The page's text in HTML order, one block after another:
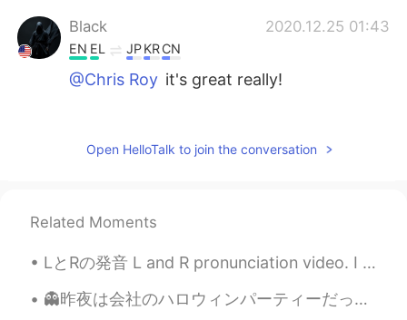
Black 2020.12.25 01:43
EN EL JPKRCN
@Chris Roy it's great really!
Black
Open HelloTalk to join the conversation
Related Moments
LとRの発音 L and R pronunciation video. I wasn't going to share it but apparently it has been helpful...
👻昨夜は会社のハロウィンパーティーだった 👻 同僚は色々なコスチュームを着たから、最初は多くの人を認識しませんでした！でも、誰も私を認識しない🤣 私はスパイダーマンだった 笑 昨日はパーティー...